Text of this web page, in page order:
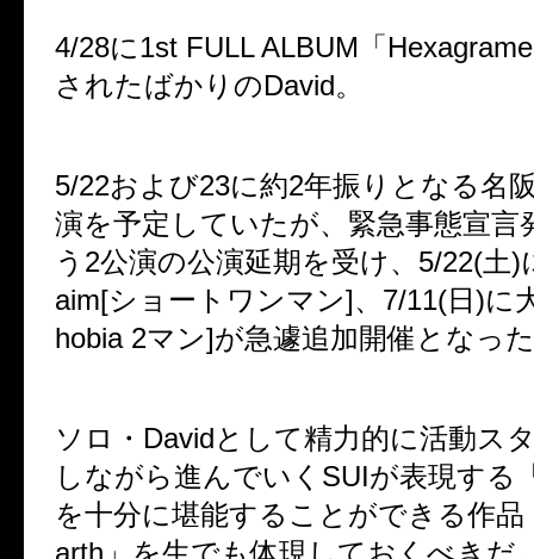
4/28に1st FULL ALBUM「
されたばかりのDavid。
5/22および23に約2年振りとなる名
演を予定していたが、緊急事態宣言
う2公演の公演延期を受け、5/22(土)
aim[ショートワンマン]、7/11(日)に
hobia 2マン]が急遽追加開催となっ
ソロ・Davidとして精力的に活動ス
しながら進んでいくSUIが表現する
を十分に堪能することができる作品